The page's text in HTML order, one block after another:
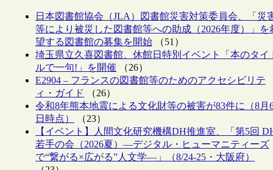
日本図書館協会（JLA）図書館災害対策委員会、「災
等により被災した図書館等への助成（2026年度）」を
望する図書館の募集を開始 （51）
埼玉県立久喜図書館、休館日特別イベント「本のタイ
ルで一句!」を開催 （26）
E2904 – フランスの図書館等のためのアクセシビリテ
ィ・ガイド
（26）
令和8年熊本地震による文化財等の被害が83件に（8月
日時点）
（23）
【イベント】人間文化研究機構DH推進室、「第5回
若手の会（2026夏）―デジタル・ヒューマニティーズ
で“繋がる×広がる”人文学―」（8/24-25・大阪府）